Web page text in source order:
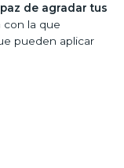
de agradar tus
con la que
pueden aplicar